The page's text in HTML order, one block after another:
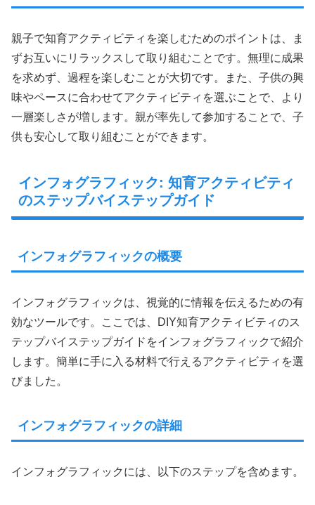
親子で知育アクティビティを楽しむためのポイントは、ま
ずお互いにリラックスして取り組むことです。無理に成果
を求めず、過程を楽しむことが大切です。また、子供の興
味やペースに合わせてアクティビティを選ぶことで、より
一層楽しさが増します。親が率先して参加することで、子
供も安心して取り組むことができます。
インフォグラフィック: 知育アクティビティ
のステップバイステップガイド
インフォグラフィックの概要
インフォグラフィックは、視覚的に情報を伝えるための有
効なツールです。ここでは、DIY知育アクティビティのス
テップバイステップガイドをインフォグラフィックで紹介
します。簡単に手に入る材料で行えるアクティビティを選
びました。
インフォグラフィックの詳細
インフォグラフィックには、以下のステップを含めます。